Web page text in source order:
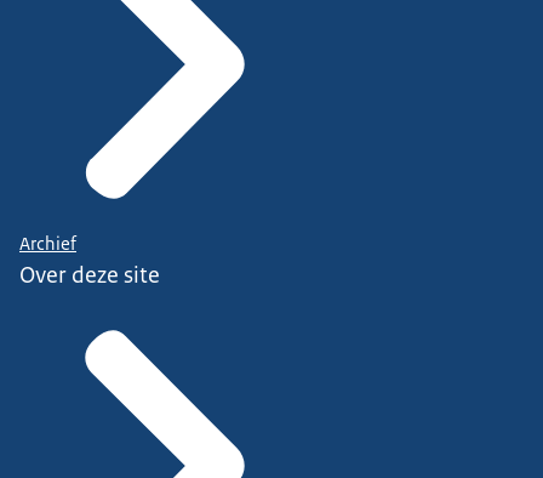
Archief
Over deze site